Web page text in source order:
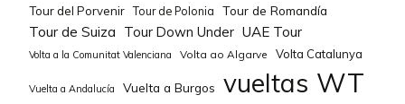
Tour del Porvenir Tour de Polonia Tour de Romandía
Tour de Suiza Tour Down Under UAE Tour
Volta a la Comunitat Valenciana Volta ao Algarve Volta Catalunya
Vuelta a Andalucía Vuelta a Burgos vueltas WT